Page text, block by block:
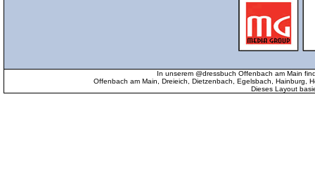
In unserem @dressbuch Offenbach am Main
Offenbach am Main, Dreieich, Dietzenbach, Egelsbach, Hainburg,
Dieses Layout